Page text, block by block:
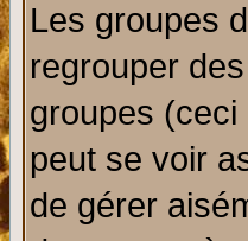
Les groupes
regrouper
groupes
peut se voir
de gérer